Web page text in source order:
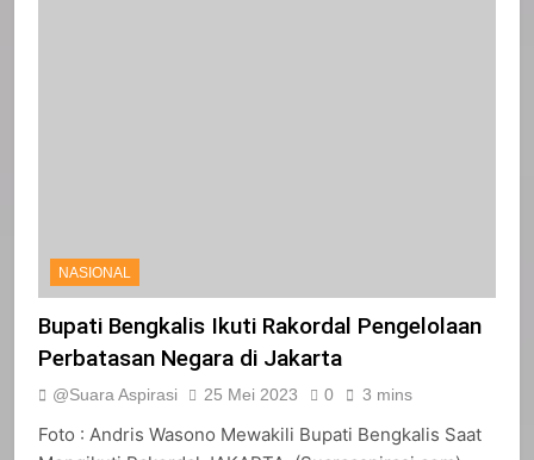
NASIONAL
Bupati Bengkalis Ikuti Rakordal Pengelolaan
Perbatasan Negara di Jakarta
@Suara Aspirasi 25 Mei 2023 0 3 mins
Foto : Andris Wasono Mewakili Bupati Bengkalis Saat